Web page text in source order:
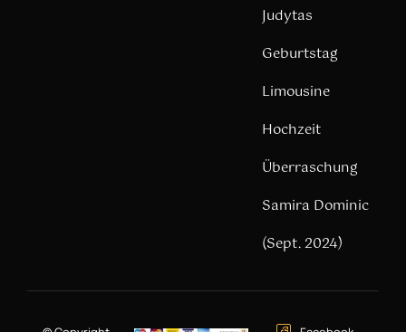
Judytas
Geburtstag
Limousine
Hochzeit
Überraschung
Samira Dominic
(Sept. 2024)